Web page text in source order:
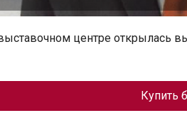
центре открылась
Купить